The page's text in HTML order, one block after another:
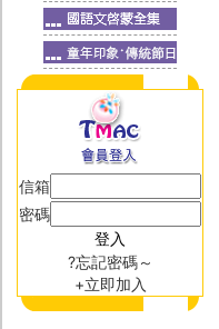
信箱
密碼
?忘記密碼～
+立即加入